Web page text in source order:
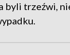
trzeźwi,